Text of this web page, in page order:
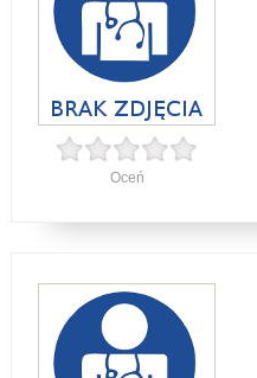
Oceń